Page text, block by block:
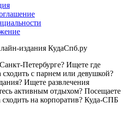
издания КудаСпб.ру
Петербурге? Ищете где
сходить с парнем или девушкой?
Ищете развлечения
активным отдыхом? Посещаете
сходить на корпоратив? Куда-СПБ